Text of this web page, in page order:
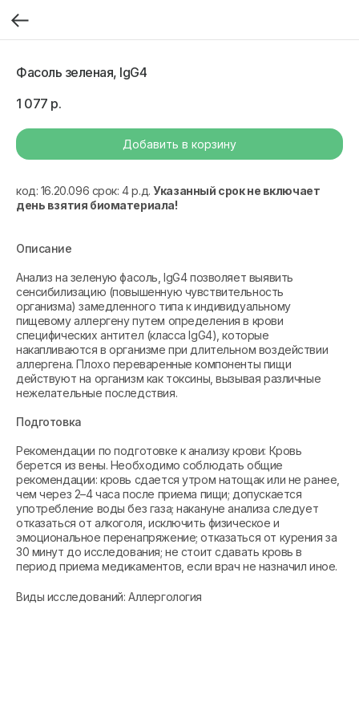
Фасоль зеленая, IgG4
1 077 р.
Добавить в корзину
код: 16.20.096 срок: 4 р.д.Указанный срок не включает
день взятия биоматериала!
Описание
Анализ на зеленую фасоль, IgG4 позволяет выявить
сенсибилизацию (повышенную чувствительность
организма) замедленного типа к индивидуальному
пищевому аллергену путем определения в крови
специфических антител (класса IgG4), которые
накапливаются в организме при длительном воздействии
аллергена. Плохо переваренные компоненты пищи
действуют на организм как токсины, вызывая различные
нежелательные последствия.
Подготовка
Рекомендации по подготовке к анализу крови: Кровь
берется из вены. Необходимо соблюдать общие
рекомендации: кровь сдается утром натощак или не ранее,
чем через 2–4 часа после приема пищи; допускается
употребление воды без газа; накануне анализа следует
отказаться от алкоголя, исключить физическое и
эмоциональное перенапряжение; отказаться от курения за
30 минут до исследования; не стоит сдавать кровь в
период приема медикаментов, если врач не назначил иное.
Виды исследований: Аллергология